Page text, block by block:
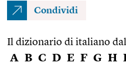
Condividi
Il dizionario di italiano
A B C D E F G H